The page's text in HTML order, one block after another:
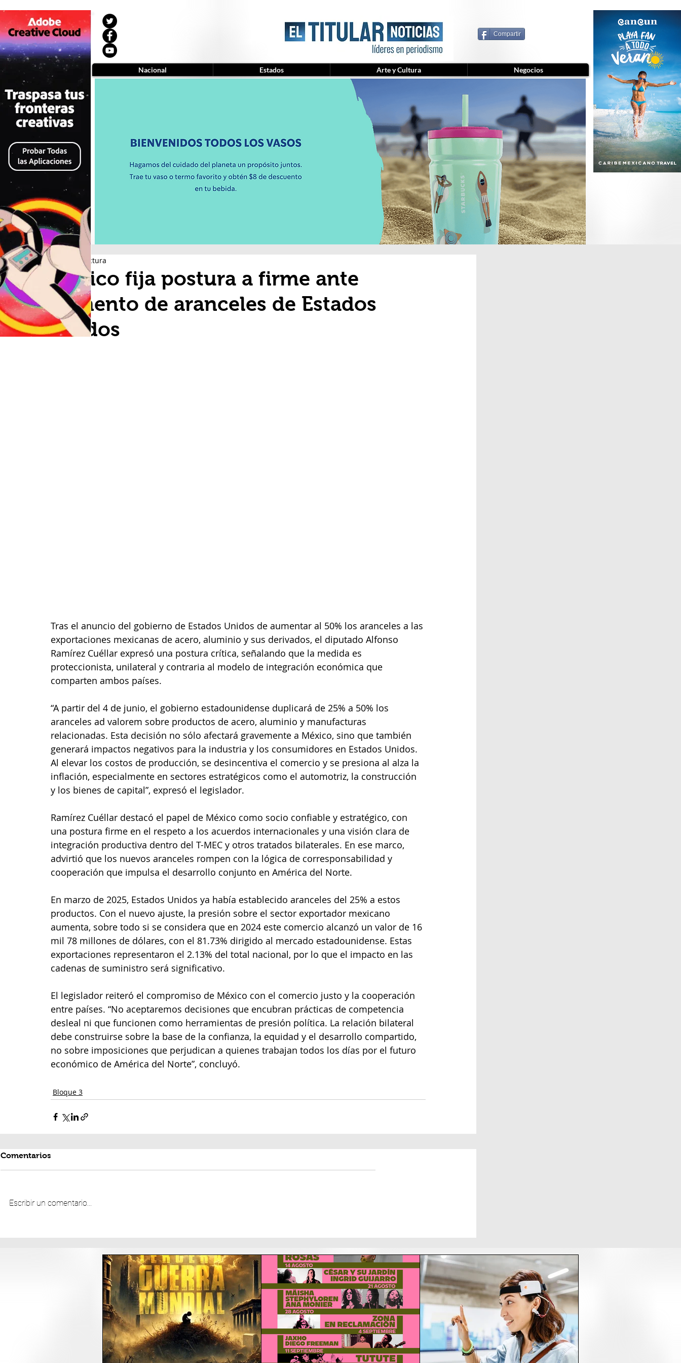
Compartir
Mexico fija postura a firme ante
aumento de aranceles de Estados
Unidos
2 min de lectura
Tras el anuncio del gobierno de Estados Unidos de aumentar al 50% los aranceles a las
exportaciones mexicanas de acero, aluminio y sus derivados, el diputado Alfonso
Ramírez Cuéllar expresó una postura crítica, señalando que la medida es
proteccionista, unilateral y contraria al modelo de integración económica que
comparten ambos países.
“A partir del 4 de junio, el gobierno estadounidense duplicará de 25% a 50% los
aranceles ad valorem sobre productos de acero, aluminio y manufacturas
relacionadas. Esta decisión no sólo afectará gravemente a México, sino que también
generará impactos negativos para la industria y los consumidores en Estados Unidos.
Al elevar los costos de producción, se desincentiva el comercio y se presiona al alza la
inflación, especialmente en sectores estratégicos como el automotriz, la construcción
y los bienes de capital”, expresó el legislador.
Ramírez Cuéllar destacó el papel de México como socio confiable y estratégico, con
una postura firme en el respeto a los acuerdos internacionales y una visión clara de
integración productiva dentro del T-MEC y otros tratados bilaterales. En ese marco,
advirtió que los nuevos aranceles rompen con la lógica de corresponsabilidad y
cooperación que impulsa el desarrollo conjunto en América del Norte.
En marzo de 2025, Estados Unidos ya había establecido aranceles del 25% a estos
productos. Con el nuevo ajuste, la presión sobre el sector exportador mexicano
aumenta, sobre todo si se considera que en 2024 este comercio alcanzó un valor de 16
mil 78 millones de dólares, con el 81.73% dirigido al mercado estadounidense. Estas
exportaciones representaron el 2.13% del total nacional, por lo que el impacto en las
cadenas de suministro será significativo.
El legislador reiteró el compromiso de México con el comercio justo y la cooperación
entre países. “No aceptaremos decisiones que encubran prácticas de competencia
desleal ni que funcionen como herramientas de presión política. La relación bilateral
debe construirse sobre la base de la confianza, la equidad y el desarrollo compartido,
no sobre imposiciones que perjudican a quienes trabajan todos los días por el futuro
económico de América del Norte”, concluyó.
Bloque 3
Comentarios
Escribir un comentario...
Nacional Estados Arte y Cultura Negocios